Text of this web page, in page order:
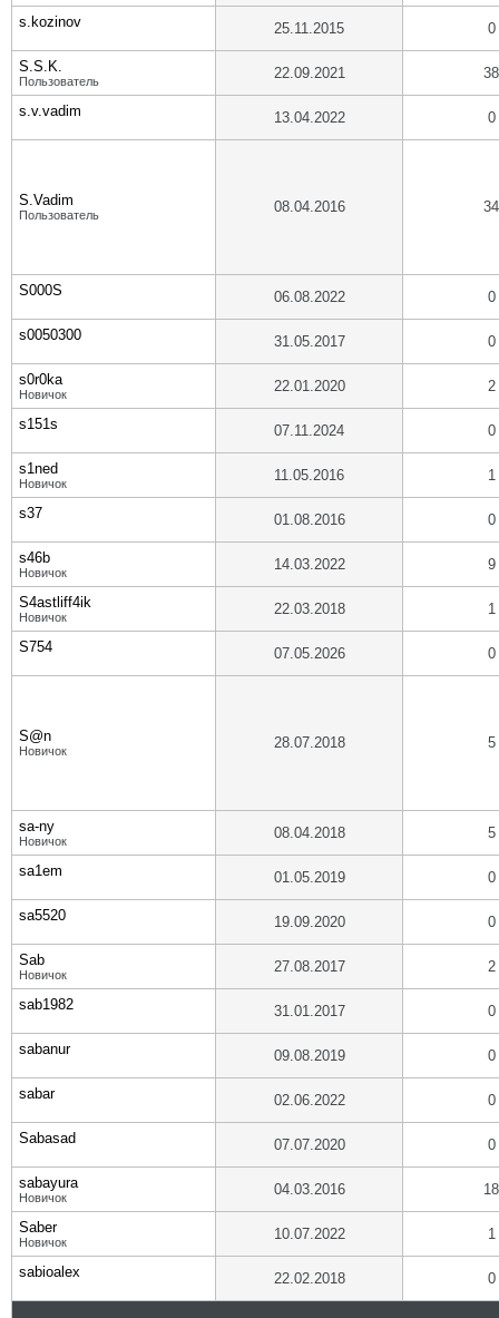
s.kozinov 25.11.2015 0
S.S.K.
Пользователь 22.09.2021 38
s.v.vadim 13.04.2022 0
S.Vadim
Пользователь 08.04.2016 34
S000S 06.08.2022 0
s0050300 31.05.2017 0
s0r0ka
Новичок 22.01.2020 2
s151s 07.11.2024 0
s1ned
Новичок 11.05.2016 1
s37 01.08.2016 0
s46b
Новичок 14.03.2022 9
S4astliff4ik
Новичок 22.03.2018 1
S754 07.05.2026 0
S@n
Новичок 28.07.2018 5
sa-ny
Новичок 08.04.2018 5
sa1em 01.05.2019 0
sa5520 19.09.2020 0
Sab
Новичок 27.08.2017 2
sab1982 31.01.2017 0
sabanur 09.08.2019 0
sabar 02.06.2022 0
Sabasad 07.07.2020 0
sabayura
Новичок 04.03.2016 18
Saber
Новичок 10.07.2022 1
sabioalex 22.02.2018 0